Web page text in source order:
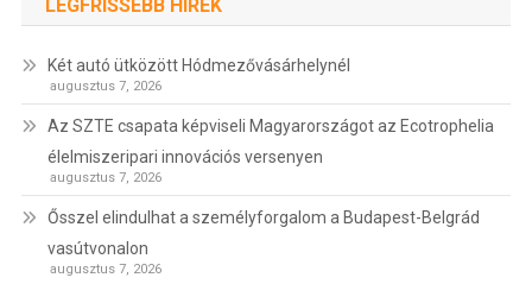
LEGFRISSEBB HÍREK
Két autó ütközött Hódmezővásárhelynél
augusztus 7, 2026
Az SZTE csapata képviseli Magyarországot az Ecotrophelia
élelmiszeripari innovációs versenyen
augusztus 7, 2026
Ősszel elindulhat a személyforgalom a Budapest-Belgrád
vasútvonalon
augusztus 7, 2026